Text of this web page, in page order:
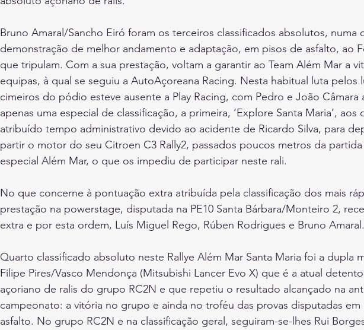
Bruno Amaral/Sancho Eiró foram os terceiros classificados absolutos, numa
demonstração de melhor andamento e adaptação, em pisos de asfalto, ao
que tripulam. Com a sua prestação, voltam a garantir ao Team Além Mar a
equipas, à qual se seguiu a AutoAçoreana Racing. Nesta habitual luta pelos
cimeiros do pódio esteve ausente a Play Racing, com Pedro e João
apenas uma especial de classificação, a primeira, ‘Explore Santa Maria’,
atribuído tempo administrativo devido ao acidente de Ricardo Silva, para
partir o motor do seu Citroen C3 Rally2, passados poucos metros da
especial Além Mar, o que os impediu de participar neste rali.
No que concerne à pontuação extra atribuída pela classificação dos mais
prestação na powerstage, disputada na PE10 Santa Bárbara/Monteiro 2,
extra e por esta ordem, Luís Miguel Rego, Rúben Rodrigues e Bruno
Quarto classificado absoluto neste Rallye Além Mar Santa Maria foi a dupla
Filipe Pires/Vasco Mendonça (Mitsubishi Lancer Evo X) que é a atual
açoriano de ralis do grupo RC2N e que repetiu o resultado alcançado na
campeonato: a vitória no grupo e ainda no troféu das provas disputadas
asfalto. No grupo RC2N e na classificação geral, seguiram-se-lhes Rui